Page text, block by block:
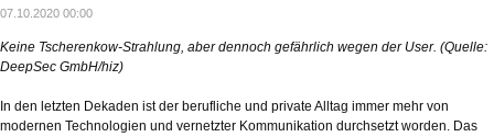
07.10.2020 00:00
Keine Tscherenkow-Strahlung, aber dennoch gefährlich wegen der User. (Quelle:
DeepSec GmbH/hiz)
In den letzten Dekaden ist der berufliche und private Alltag immer mehr von
modernen Technologien und vernetzter Kommunikation durchsetzt worden. Das